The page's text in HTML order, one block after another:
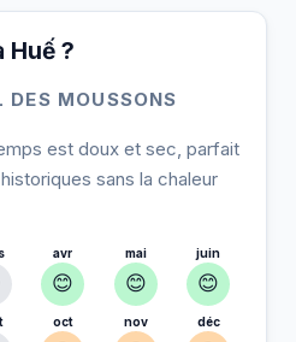
?
MOUSSONS
est doux et sec, parfait
sans la chaleur
avr
😊
mai
😊
juin
😊
oct nov déc